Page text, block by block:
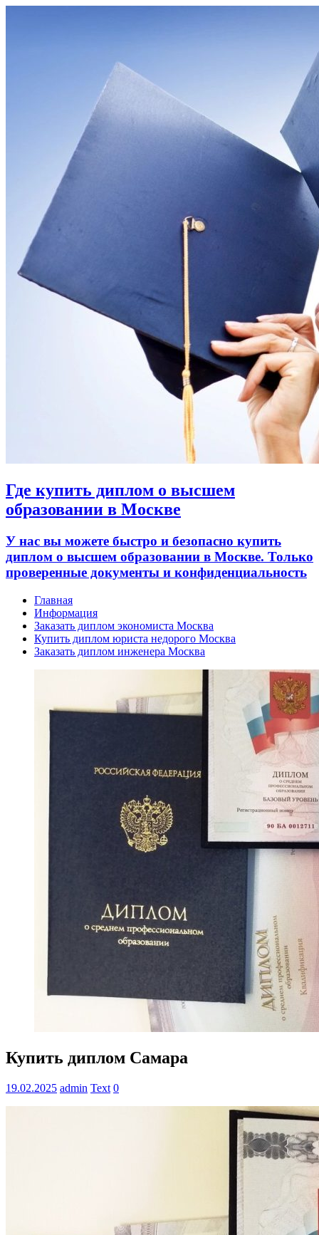
Где купить диплом о высшем
образовании в Москве
У нас вы можете быстро и безопасно купить
диплом о высшем образовании в Москве. Только
проверенные документы и конфиденциальность
Главная
Информация
Заказать диплом экономиста Москва
Купить диплом юриста недорого Москва
Заказать диплом инженера Москва
Купить диплом Самара
19.02.2025 admin Text 0